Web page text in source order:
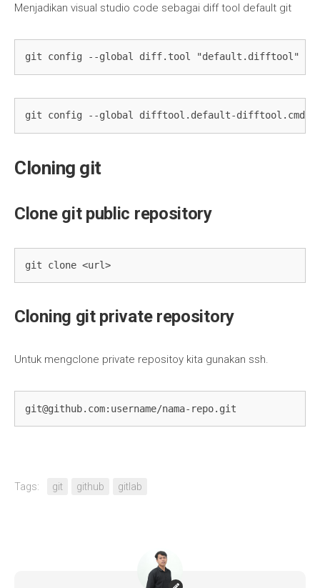
Menjadikan visual studio code sebagai diff tool default git
git config --global diff.tool "default.difftool"
git config --global difftool.default-difftool.cmd
Cloning git
Clone git public repository
git clone <url>
Cloning git private repository
Untuk mengclone private repositoy kita gunakan ssh.
git@github.com:username/nama-repo.git
Tags: git github gitlab